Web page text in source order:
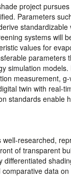
project
Parameters
systems will
values for
parameters
simulation
measurement,
twin with real-
standards enable
researched,
of transparent
differentiated
data